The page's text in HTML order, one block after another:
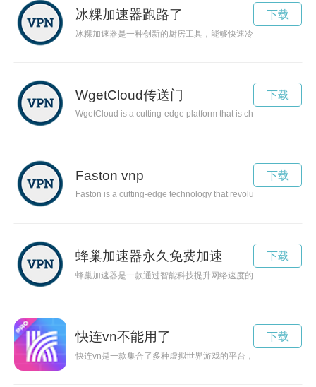
冰粿加速器跑路了
冰粿加速器是一种创新的厨房工具，能够快速冷却和凝固冰粿
下载
WgetCloud传送门
WgetCloud is a cutting-edge platform that is changing the
下载
Faston vnp
Faston is a cutting-edge technology that revolutionizes the
下载
蜂巢加速器永久免费加速
蜂巢加速器是一款通过智能科技提升网络速度的设备，可以让
下载
快连vn不能用了
快连vn是一款集合了多种虚拟世界游戏的平台，让玩家可以在
下载